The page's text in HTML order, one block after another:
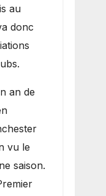
au
donc
an de
vu le
saison.